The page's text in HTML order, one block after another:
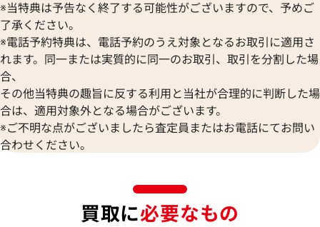
※当特典は予告なく終了する可能性がございますので、予めご
了承ください。
※電話予約特典は、電話予約のうえ対象となるお取引に適用さ
れます。同一または実質的に同一のお取引、取引を分割した場
合、
その他当特典の趣旨に反する利用と当社が合理的に判断した場
合は、適用対象外となる場合がございます。
※ご不明な点がございましたら査定員またはお電話にてお問い
合わせください。
買取に必要なもの